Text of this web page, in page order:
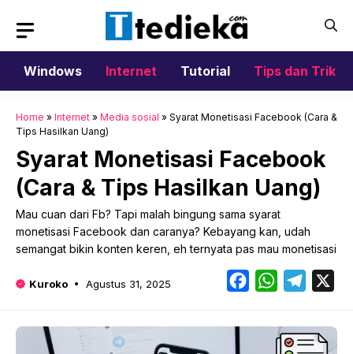
isi
Windows
Internet Tutorial Tips dan Trik
Home » Internet » Media sosial » Syarat Monetisasi Facebook (Cara &
Tips Hasilkan Uang)
Syarat Monetisasi Facebook
(Cara & Tips Hasilkan Uang)
Mau cuan dari Fb? Tapi malah bingung sama syarat
monetisasi Facebook dan caranya? Kebayang kan, udah
semangat bikin konten keren, eh ternyata pas mau monetisasi
Kuroko Agustus 31, 2025 FacebookWhatsApp